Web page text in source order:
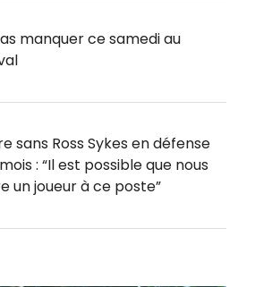
manquer ce samedi au
sans Ross Sykes en défense
: “Il est possible que nous
un joueur à ce poste”